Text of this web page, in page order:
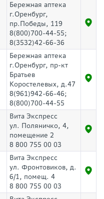
Бережная аптека
г.Оренбург,
пр.Победы, 119
8(800)700-44-55;
8(3532)42-66-36
Бережная аптека
г.Оренбург, пр-кт
Братьев
Коростелевых, д.47
8(961)942-66-46;
8(800)700-44-55
Вита Экспресс
ул. Поляничко, 4,
помещение 2
8 800 755 00 03
Вита Экспресс
ул. Фронтовиков, д.
6/1, помещ. 4
8 800 755 00 03